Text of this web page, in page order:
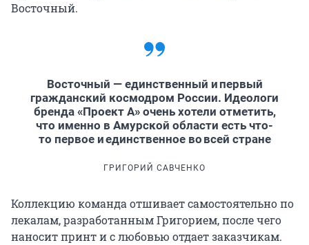
Восточный.
Восточный — единственный и первый
гражданский космодром России. Идеологи
бренда «Проект А» очень хотели отметить,
что именно в Амурской области есть что-
то первое и единственное во всей стране
ГРИГОРИЙ САВЧЕНКО
Коллекцию команда отшивает самостоятельно по
лекалам, разработанным Григорием, после чего
наносит принт и с любовью отдает заказчикам.